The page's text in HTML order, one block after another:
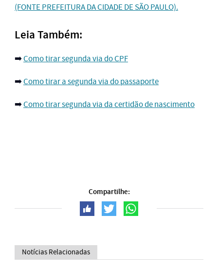
(FONTE PREFEITURA DA CIDADE DE SÃO PAULO).
Leia Também:
➡️Como tirar segunda via do CPF
➡️Como tirar a segunda via do passaporte
➡️Como tirar segunda via da certidão de nascimento
Compartilhe:
Notícias Relacionadas